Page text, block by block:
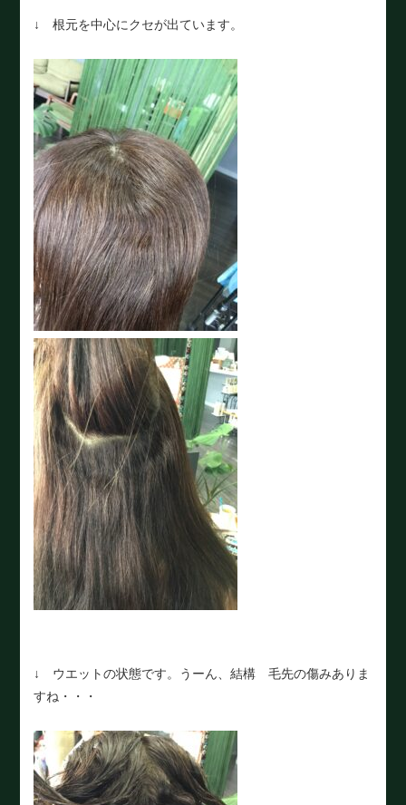
↓ 根元を中心にクセが出ています。
↓ ウエットの状態です。うーん、結構 毛先の傷みありま
すね・・・